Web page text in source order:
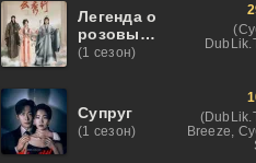
Легенда о
розовых
облаках
(1 сезон)
Супруг
(1 сезон)
Breeze,